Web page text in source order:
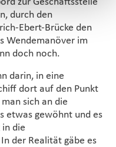
zur Geschäftsstelle
durch den
Ebert-Brücke den
Wendemanöver im
doch noch.
darin, in eine
dort auf den Punkt
sich an die
etwas gewöhnt und es
die
der Realität gäbe es